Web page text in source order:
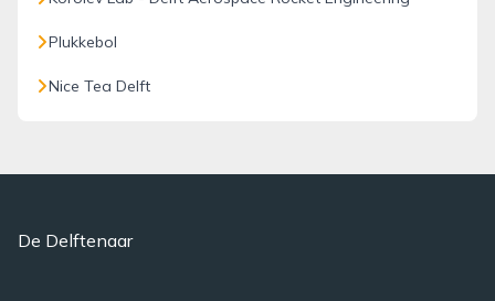
Plukkebol
Nice Tea Delft
De Delftenaar